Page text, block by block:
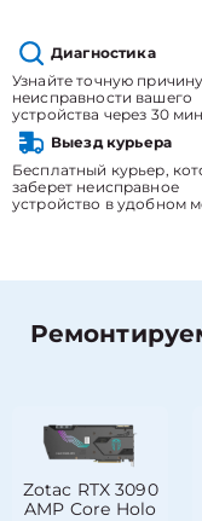
Диагностика
Узнайте точную причину
неисправности вашего
устройства через 30
Выезд курьера
Бесплатный курьер,
заберет неисправное
устройство в удобном
Zotac RTX 3090
AMP Core Holo